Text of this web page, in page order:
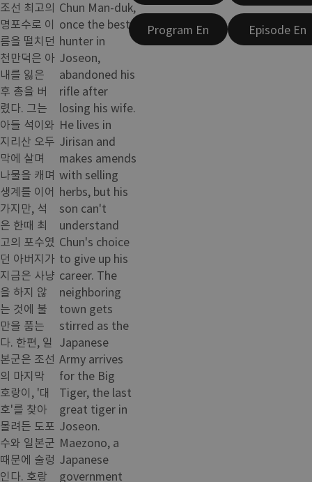
조선 최고의
명포수로 이
름을 떨치던
천만덕은 아
내를 잃은
후 총을 버
렸다. 그는
아들 석이와
지리산 오두
막에 살며
나물을 캐며
생계를 이어
가지만, 석
은 한때 최
고의 포수였
던 아버지가
지금은 사냥
을 하지 않
는 것에 불
만을 품는
다. 한편, 일
본군은 조선
의 마지막
호랑이, '대
호'를 찾아
몰려든 도포
수와 일본군
때문에 술렁
인다. 호랑
Chun Man-duk,
once the best
hunter in
Joseon,
abandoned his
rifle after
losing his wife.
He lives in
Jirisan and
makes amends
with selling
herbs, but his
son can't
understand
Chun's choice
to give up his
career. The
neighboring
town gets
stirred as the
Japanese
Army arrives
for the Big
Tiger, the last
great tiger in
Joseon.
Maezono, a
Japanese
government
Program En Episode En